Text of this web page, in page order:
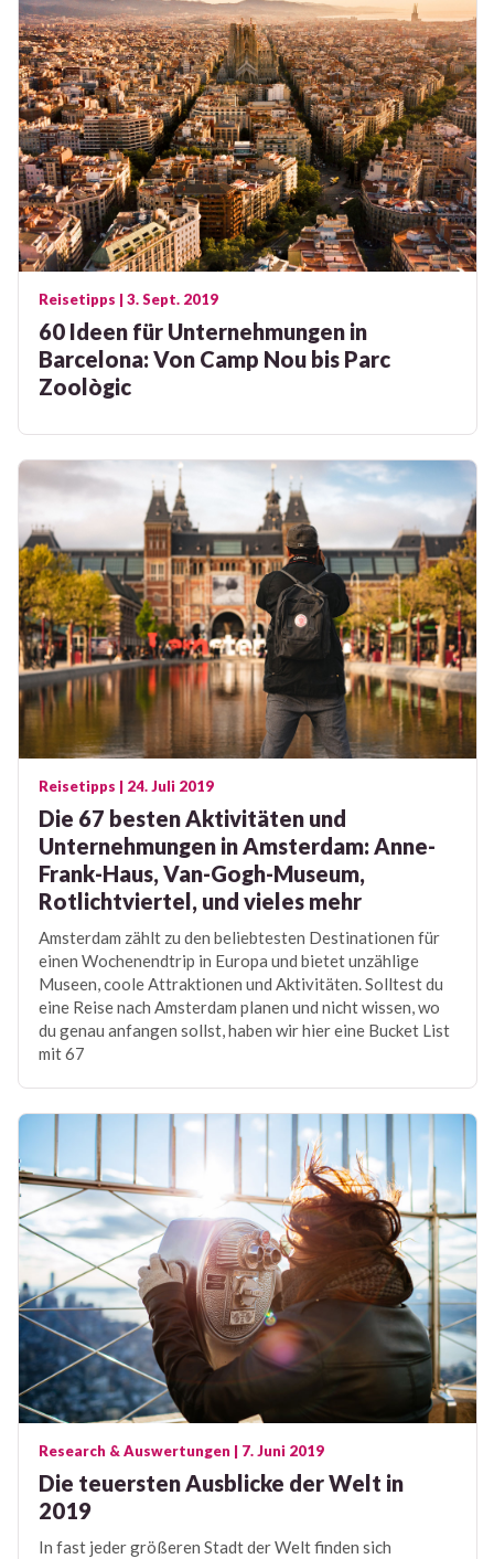
Reisetipps | 3. Sept. 2019
60 Ideen für Unternehmungen in
Barcelona: Von Camp Nou bis Parc
Zoològic
Reisetipps | 24. Juli 2019
Die 67 besten Aktivitäten und
Unternehmungen in Amsterdam: Anne-
Frank-Haus, Van-Gogh-Museum,
Rotlichtviertel, und vieles mehr
Amsterdam zählt zu den beliebtesten Destinationen für
einen Wochenendtrip in Europa und bietet unzählige
Museen, coole Attraktionen und Aktivitäten. Solltest du
eine Reise nach Amsterdam planen und nicht wissen, wo
du genau anfangen sollst, haben wir hier eine Bucket List
mit 67
Research & Auswertungen | 7. Juni 2019
Die teuersten Ausblicke der Welt in
2019
In fast jeder größeren Stadt der Welt finden sich